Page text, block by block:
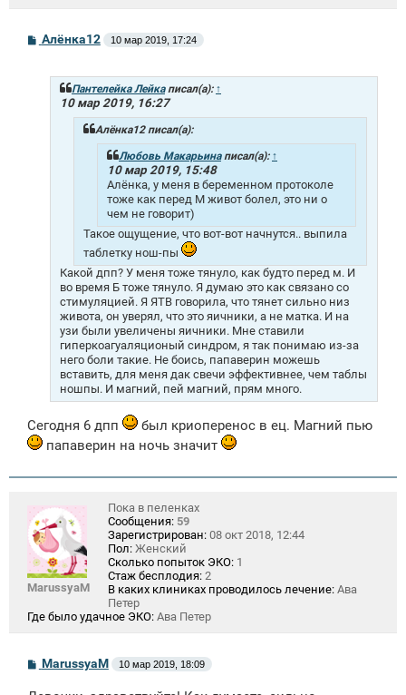
С
о
Алёнка12 10 мар 2019, 17:24
Пантелейка Лейкаписал(а): ↑
10 мар 2019, 16:27
Алёнка12 писал(а):
Любовь Макарьинаписал(а): ↑
10 мар 2019, 15:48
Алёнка, у меня в беременном протоколе
тоже как перед М живот болел, это ни о
чем не говорит)
Такое ощущение, что вот-вот начнутся.. выпила
таблетку нош-пы
Какой дпп? У меня тоже тянуло, как будто перед м. И
во время Б тоже тянуло. Я думаю это как связано со
стимуляцией. Я ЯТВ говорила, что тянет сильно низ
живота, он уверял, что это яичники, а не матка. И на
узи были увеличены яичники. Мне ставили
гиперкоагуаляционый синдром, я так понимаю из-за
него боли такие. Не боись, папаверин можешь
вставить, для меня дак свечи эффективнее, чем таблы
ношпы. И магний, пей магний, прям много.
Сегодня 6 дпп
был криоперенос в ец. Магний пью
папаверин на ночь значит
MarussyaM
Пока в пеленках
Сообщения: 59
Зарегистрирован: 08 окт 2018, 12:44
Пол: Женский
Сколько попыток ЭКО: 1
Стаж бесплодия: 2
В каких клиниках проводилось лечение: Ава
Петер
Где было удачное ЭКО: Ава Петер
СMarussyaM 10 мар 2019, 18:09